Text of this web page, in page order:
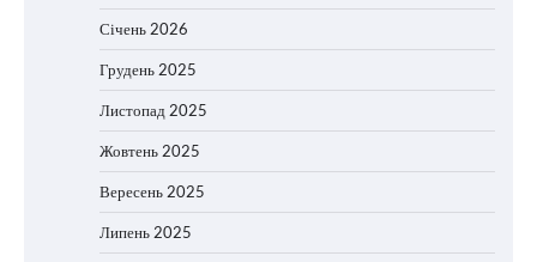
Січень 2026
Грудень 2025
Листопад 2025
Жовтень 2025
Вересень 2025
Липень 2025